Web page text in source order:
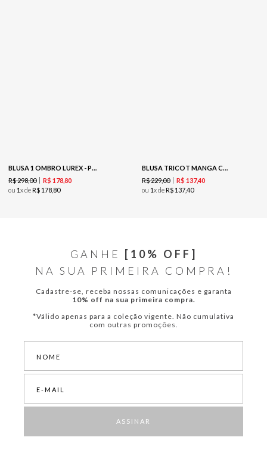
BLUSA 1 OMBRO LUREX - PRETO
R$298,00 R$ 17880
ou 1x deR$ 178 80
BLUSA TRICOT MANGA CURTA - BRANCO
R$229,00 R$ 137,40
ou 1x deR$ 13740
GANHE
[10% OFF]
NA SUA PRIMEIRA COMPRA!
Cadastre-se, receba nossas comunicações e garanta
10% off na sua primeira compra.
*Válido apenas para a coleção vigente. Não cumulativa
com outras promoções.
ASSINAR